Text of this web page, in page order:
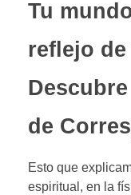
Tu
reflejo
de
Esto que
espiritual, en la